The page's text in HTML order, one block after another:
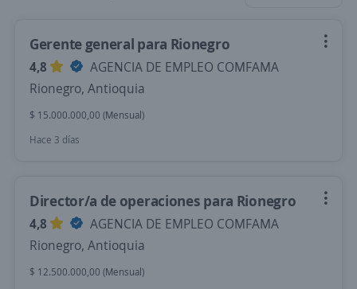
Gerente general para Rionegro
4,8
AGENCIA DE EMPLEO COMFAMA
Rionegro, Antioquia
$ 15.000.000,00 (Mensual)
Hace 3 días
Director/a de operaciones para Rionegro
4,8
AGENCIA DE EMPLEO COMFAMA
Rionegro, Antioquia
$ 12.500.000,00 (Mensual)